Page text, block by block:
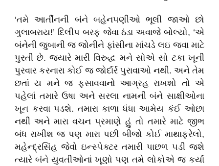
‘તમે આર્તીનની બંને બહેનપણીઓ ભૂલી જાઓ છો
ગુલાબરાય!’ દિલીપ બરફ જેવા ઠંડા અવાજે બોલ્યો, ‘એ
બંનેની જુબાની જ જોનીને ફાંસીના માંચડે લઇ જવા માટે
પુરતી છે. જયારે મારી વિરુદ્ધ મને સોએ સો ટકા ખૂની
પુરવાર કરનારા કોઈ જ જોર્દાર્ર પુરાવાઓ નથી. અને તેમ
છતાં ય મને જ ફસાવવાનો આગ્રહ રાખશો તો એ
પહેલાં તમારે ઉષા અને સરલા નામની બંને સાક્ષીઓના
ખૂન કરવા પડશે. તમારા કાળા ધંધા આમેય કંઈ ઓછા
નથી અને મારા વચન પ્રમાણે હું તો તમારે માટે જીભ
બંધ રાખીશ જ પણ મારા પછી બીજો કોઈ માથાફરેલો,
મહેન્દ્રસિંહ જેવો ઇન્સ્પેક્ટર તમારી પાછળ પડી જશે
ત્યારે બંને યુવતીઓનાં ખૂણો પણ તમે લોકોએ જ કર્યા